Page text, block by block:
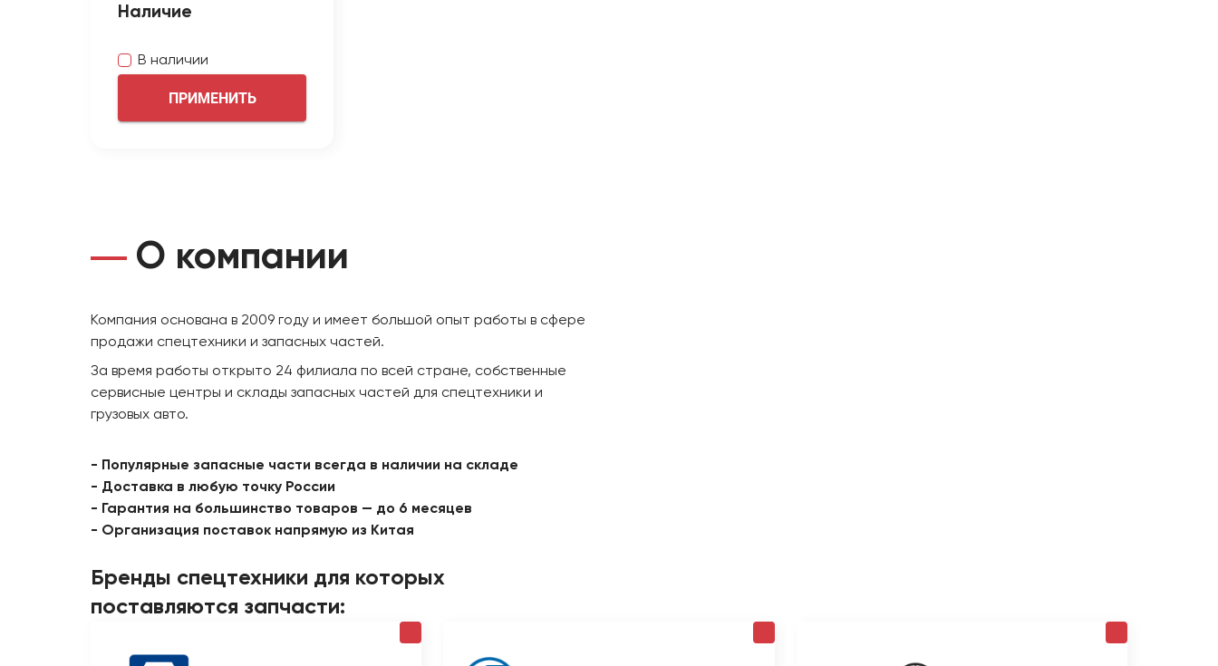
Наличие
В наличии
ПРИМЕНИТЬ
О компании
Компания основана в 2009 году и имеет большой опыт работы в сфере
продажи спецтехники и запасных частей.
За время работы открыто 24 филиала по всей стране, собственные
сервисные центры и склады запасных частей для спецтехники и
грузовых авто.
- Популярные запасные части всегда в наличии на складе
- Доставка в любую точку России
- Гарантия на большинство товаров — до 6 месяцев
- Организация поставок напрямую из Китая
Бренды спецтехники для которых
поставляются запчасти: